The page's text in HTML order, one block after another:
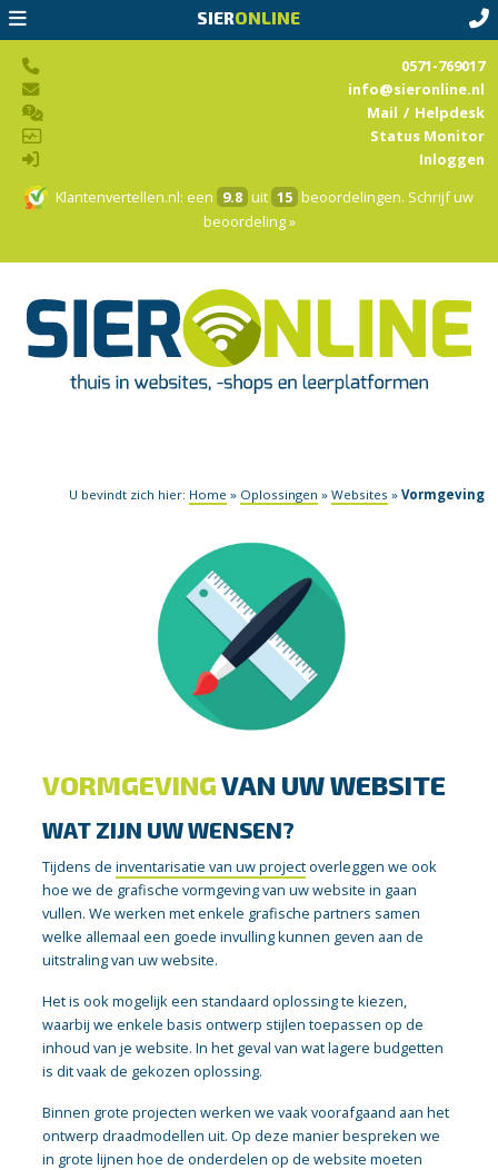
SIERONLINE
Klantenvertellen.nl: een 9.8 uit 15 beoordelingen. Schrijf uw
beoordeling »
0571-769017
info@sieronline.nl
Mail / Helpdesk
Status Monitor
Inloggen
U bevindt zich hier: Home » Oplossingen » Websites » Vormgeving
VORMGEVINGVAN UW WEBSITE
WAT ZIJN UW WENSEN?
Tijdens deinventarisatie van uw projectoverleggen we ook
hoe we de grafische vormgeving van uw website in gaan
vullen. We werken met enkele grafische partners samen
welke allemaal een goede invulling kunnen geven aan de
uitstraling van uw website.
Het is ook mogelijk een standaard oplossing te kiezen,
waarbij we enkele basis ontwerp stijlen toepassen op de
inhoud van je website. In het geval van wat lagere budgetten
is dit vaak de gekozen oplossing.
Binnen grote projecten werken we vaak voorafgaand aan het
ontwerp draadmodellen uit. Op deze manier bespreken we
in grote lijnen hoe de onderdelen op de website moeten